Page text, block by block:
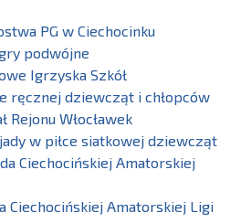
PG w Ciechocinku
podwójne
Igrzyska Szkół
ręcznej dziewcząt i chłopców
Rejonu Włocławek
w piłce siatkowej dziewcząt
Ciechocińskiej Amatorskiej
Ciechocińskiej Amatorskiej Ligi